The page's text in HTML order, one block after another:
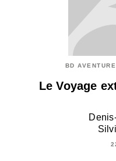
BD
Le Voyage